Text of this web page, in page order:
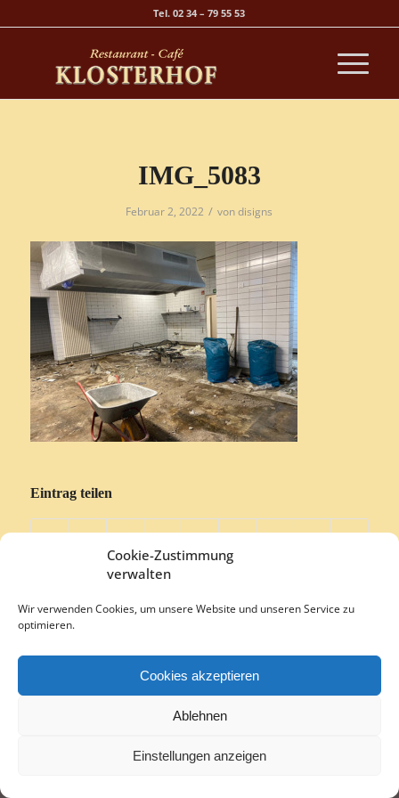
Cookie-Zustimmung
verwalten
Wir verwenden Cookies, um unsere Website und unseren Service zu
optimieren.
Cookies akzeptieren
Ablehnen
Einstellungen anzeigen
Tel. 02 34 – 79 55 53
IMG_5083
Februar 2, 2022 / vondisigns
Eintrag teilen